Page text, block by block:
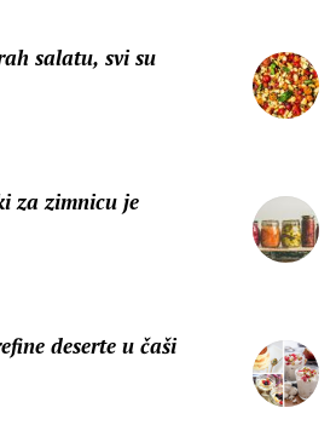
salatu, svi su
za zimnicu je
deserte u čaši